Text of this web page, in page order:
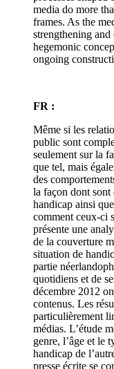
media do more
frames. As the
strengthening
hegemonic
ongoing
FR :
Même si les
public sont
seulement sur la
que tel, mais
des
la façon dont sont
handicap ainsi
comment ceux-ci
présente une
de la couverture
situation de
partie
quotidiens et de
décembre 2012
contenus. Les
particulièrement
médias. L’étude
genre, l’âge et le
handicap de
presse écrite se